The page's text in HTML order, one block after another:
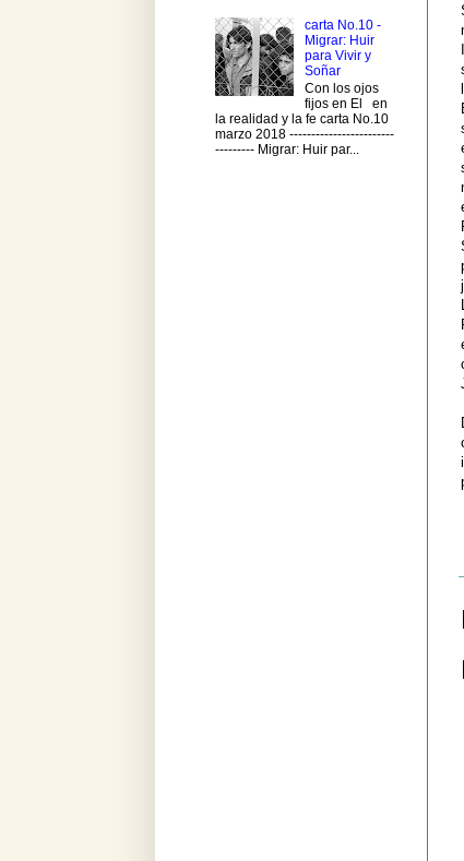
carta No.10 -
Migrar: Huir
para Vivir y
Soñar
Con los ojos
fijos en El en
la realidad y la fe carta No.10
marzo 2018 ------------------------
--------- Migrar: Huir par...